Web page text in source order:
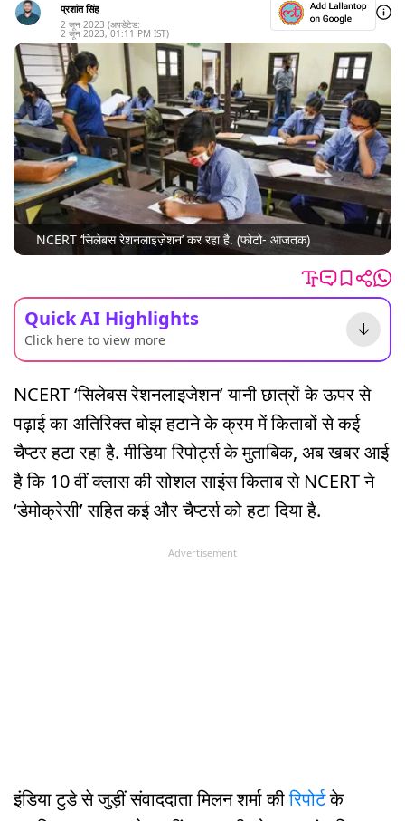
प्रशांत सिंह
2 जून 2023 (अपडेटेड:
2 जून 2023, 01:11 PM IST)
NCERT ‘सिलेबस रेशनलाइज़ेशन’ कर रहा है. (फोटो- आजतक)
Quick AI Highlights
Click here to view more
NCERT ‘सिलेबस रेशनलाइजेशन’ यानी छात्रों के ऊपर से
पढ़ाई का अतिरिक्त बोझ हटाने के क्रम में किताबों से कई
चैप्टर हटा रहा है. मीडिया रिपोर्ट्स के मुताबिक, अब खबर आई
है कि 10 वीं क्लास की सोशल साइंस किताब से NCERT ने
‘डेमोक्रेसी’ सहित कई और चैप्टर्स को हटा दिया है.
Advertisement
इंडिया टुडे से जुड़ीं संवाददाता मिलन शर्मा कीरिपोर्टके